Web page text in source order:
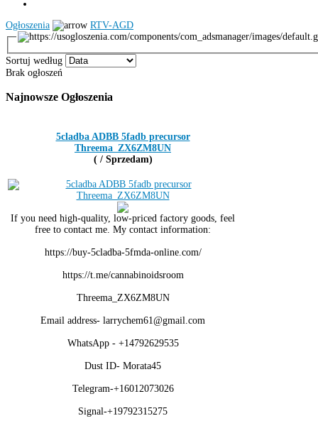
Ogłoszenia RTV-AGD
Sortuj według
Brak ogłoszeń
Najnowsze Ogłoszenia
5cladba ADBB 5fadb precursor
Threema_ZX6ZM8UN
( / Sprzedam)
If you need high-quality, low-priced factory goods, feel
free to contact me. My contact information:
https://buy-5cladba-5fmda-online.com/
https://t.me/cannabinoidsroom
Threema_ZX6ZM8UN
Email address- larrychem61@gmail.com
WhatsApp - +14792629535
Dust ID- Morata45
Telegram-+16012073026
Signal-+19792315275